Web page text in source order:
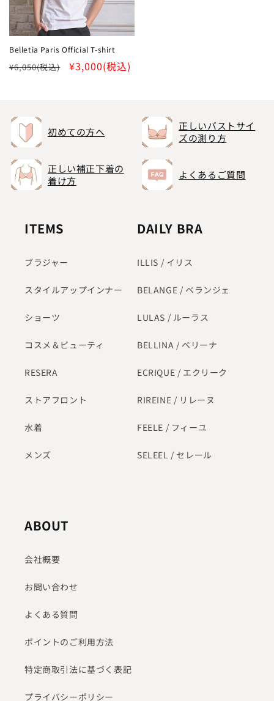
Belletia Paris Official T-shirt
通
¥6,050(税込) SALE
¥3,000(税込)
初めての方へ
正しいバストサイ
ズの測り方
正しい補正下着の
着け方
よくあるご質問
ITEMS
ブラジャー
スタイルアップインナー
ショーツ
コスメ＆ビューティ
RESERA
ストアフロント
水着
メンズ
DAILY BRA
ILLIS / イリス
BELANGE / ベランジェ
LULAS / ルーラス
BELLINA / ベリーナ
ECRIQUE / エクリーク
RIREINE / リレーヌ
FEELE / フィーユ
SELEEL / セレール
ABOUT
会社概要
お問い合わせ
よくある質問
ポイントのご利用方法
特定商取引法に基づく表記
プライバシーポリシー